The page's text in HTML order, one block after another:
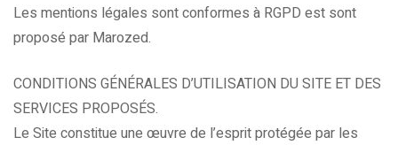
Les mentions légales sont conformes à RGPD est sont
proposé par Marozed.
CONDITIONS GÉNÉRALES D’UTILISATION DU SITE ET DES
SERVICES PROPOSÉS.
Le Site constitue une œuvre de l’esprit protégée par les